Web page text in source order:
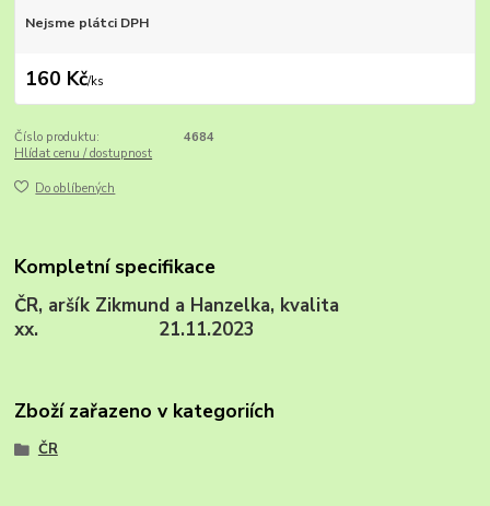
Nejsme plátci DPH
160 Kč/ks
Číslo produktu:
4684
Hlídat cenu / dostupnost
Do oblíbených
Kompletní specifikace
ČR, aršík Zikmund a Hanzelka, kvalita
xx. 21.11.2023
Zboží zařazeno v kategoriích
ČR